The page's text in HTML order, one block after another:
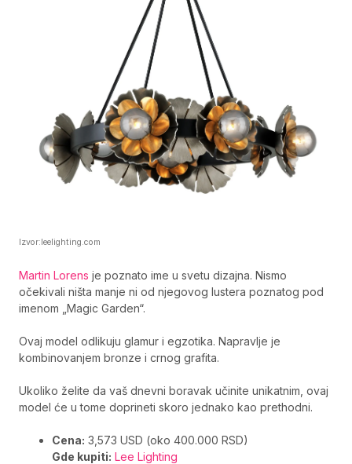
Izvor:leelighting.com
Martin Lorens je poznato ime u svetu dizajna. Nismo
očekivali ništa manje ni od njegovog lustera poznatog pod
imenom „Magic Garden“.
Ovaj model odlikuju glamur i egzotika. Napravlje je
kombinovanjem bronze i crnog grafita.
Ukoliko želite da vaš dnevni boravak učinite unikatnim, ovaj
model će u tome doprineti skoro jednako kao prethodni.
Cena: 3,573 USD (oko 400.000 RSD)
Gde kupiti: Lee Lighting